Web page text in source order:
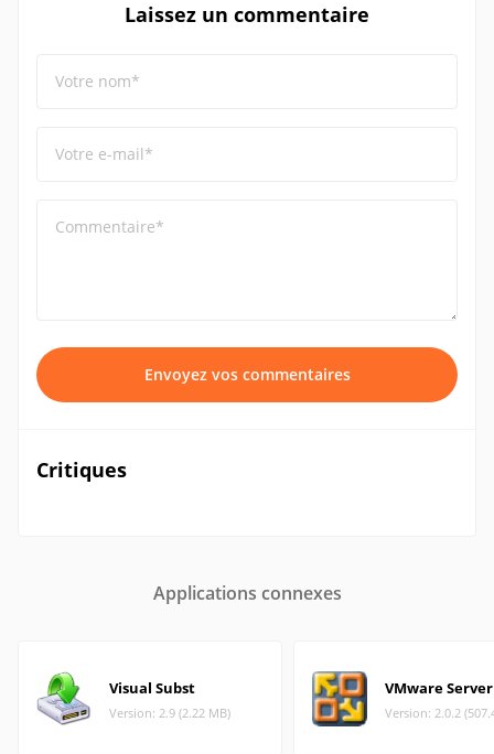
Laissez un commentaire
Votre nom*
Votre e-mail*
Commentaire*
Envoyez vos commentaires
Critiques
Applications connexes
Visual Subst
Version: 2.9 (2.22 MB)
VMware Server
Version: 2.0.2